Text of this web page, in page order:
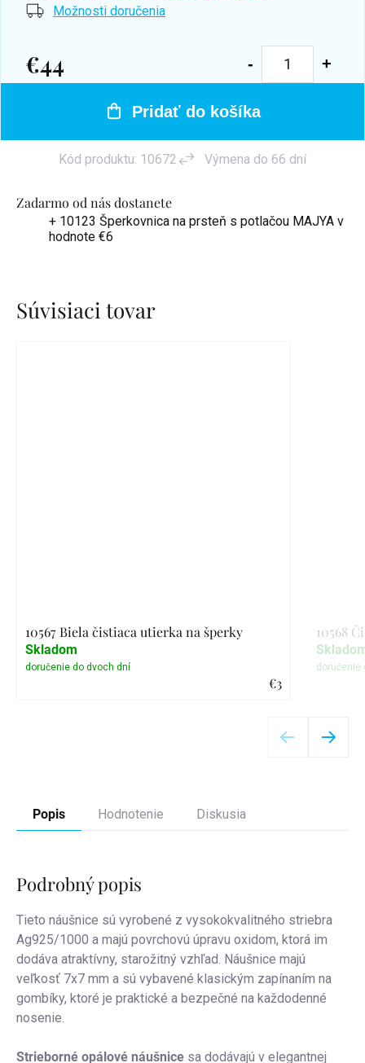
Zadarmo od nás dostanete
+ 10123 Šperkovnica na prsteň s potlačou MAJYA v
hodnote €6
Možnosti doručenia
€44
Jednotková
Pridať do košíka
Kód produktu: 10672 Výmena do 66 dní
Súvisiaci tovar
10567 Biela čistiaca utierka na šperky
€3
Skladom
10568
Popis Hodnotenie Diskusia
Podrobný popis
Tieto náušnice sú vyrobené z vysokokvalitného striebra
Ag925/1000 a majú povrchovú úpravu oxidom, ktorá im
dodáva atraktívny, starožitný vzhľad. Náušnice majú
veľkosť 7x7 mm a sú vybavené klasickým zapínaním na
gombíky, ktoré je praktické a bezpečné na každodenné
nosenie.
Strieborné opálové náušnice sa dodávajú v elegantnej